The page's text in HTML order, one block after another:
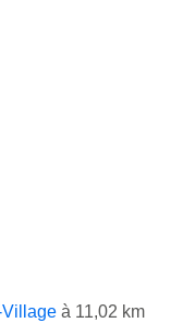
Village à 11,02 km